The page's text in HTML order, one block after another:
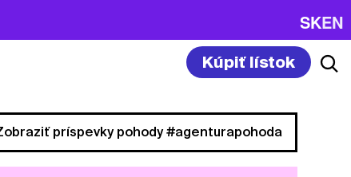
SKEN
Kúpiť lístok
príspevky pohody #agenturapohoda